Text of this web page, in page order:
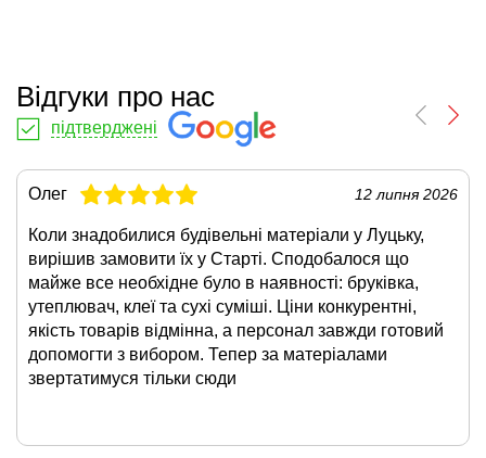
Відгуки про нас
підтверджені
Олег 12 липня 2026
Коли знадобилися будівельні матеріали у Луцьку,
вирішив замовити їх у Старті. Сподобалося що
майже все необхідне було в наявності: бруківка,
утеплювач, клеї та сухі суміші. Ціни конкурентні,
якість товарів відмінна, а персонал завжди готовий
допомогти з вибором. Тепер за матеріалами
звертатимуся тільки сюди